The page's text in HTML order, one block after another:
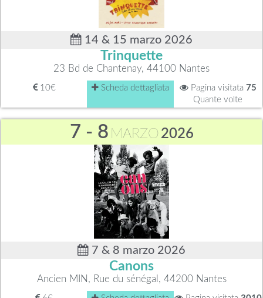
14 & 15 marzo 2026
Trinquette
23 Bd de Chantenay, 44100 Nantes
10€ Scheda dettagliata Pagina visitata 75
Quante volte
7 - 8 MARZO 2026
7 & 8 marzo 2026
Canons
Ancien MIN, Rue du sénégal, 44200 Nantes